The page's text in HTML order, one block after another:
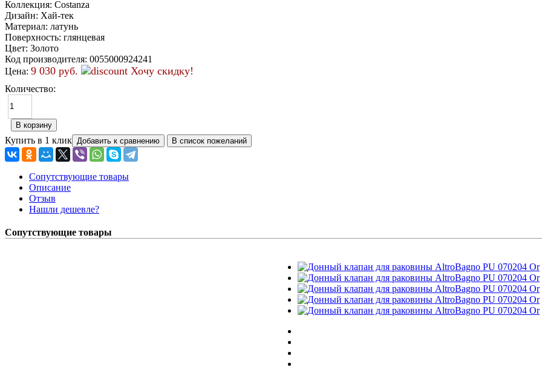
Коллекция: Costanza
Дизайн: Хай-тек
Материал: латунь
Поверхность: глянцевая
Цвет: Золото
Код производителя: 0055000924241
Цена: 9 030 руб. Хочу скидку!
Количество:
Купить в 1 клик
Сопутствующие товары
Описание
Отзыв
Нашли дешевле?
Сопутствующие товары